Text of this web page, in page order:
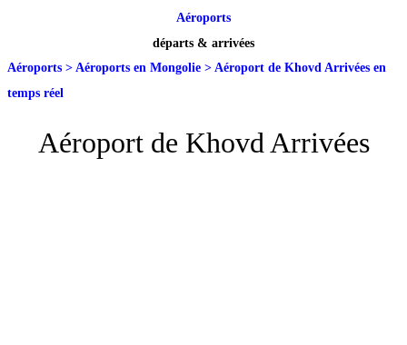
Aéroports
départs & arrivées
Aéroports > Aéroports en Mongolie > Aéroport de Khovd Arrivées en
temps réel
Aéroport de Khovd Arrivées